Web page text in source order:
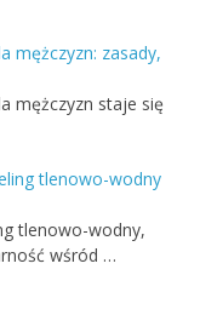
mężczyzn: zasady,
mężczyzn staje się
tlenowo-wodny
tlenowo-wodny,
wśród …